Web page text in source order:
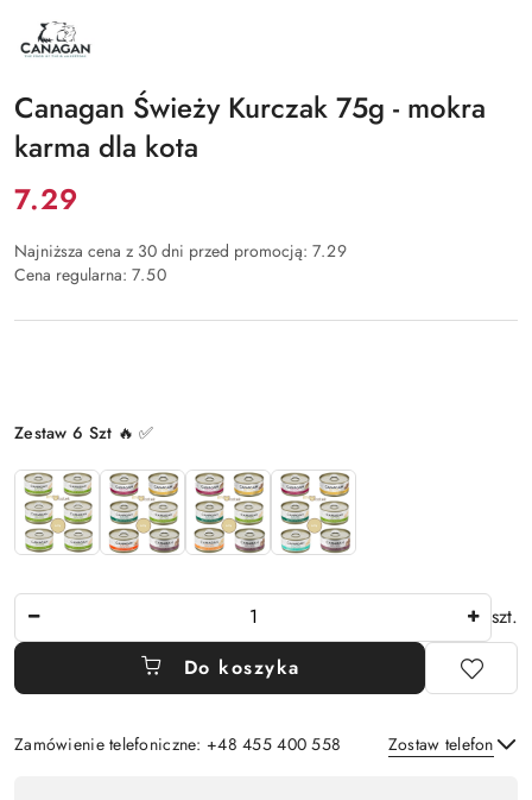
NAZWA
PRODUCENTA:
CANAGAN
Canagan Świeży Kurczak 75g - mokra
karma dla kota
Cena:
7.29
Najniższa cena z 30 dni przed promocją: 7.29
Cena regularna: 7.50
Wariant
Zestaw 6 Szt 🔥 ✅
szt.
Do koszyka
Zamówienie telefoniczne: +48 455 400 558 Zostaw telefon